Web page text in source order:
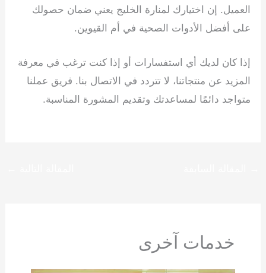
العميل. إن اختيارك لمنارة الخليج يعني ضمان حصولك
على أفضل الأدوات الصحية في أم القيوين.
إذا كان لديك أي استفسارات أو إذا كنت ترغب في معرفة
المزيد عن منتجاتنا، لا تتردد في الاتصال بنا. فريق عملنا
متواجد دائمًا لمساعدتك وتقديم المشورة المناسبة.
خدمات آخرى